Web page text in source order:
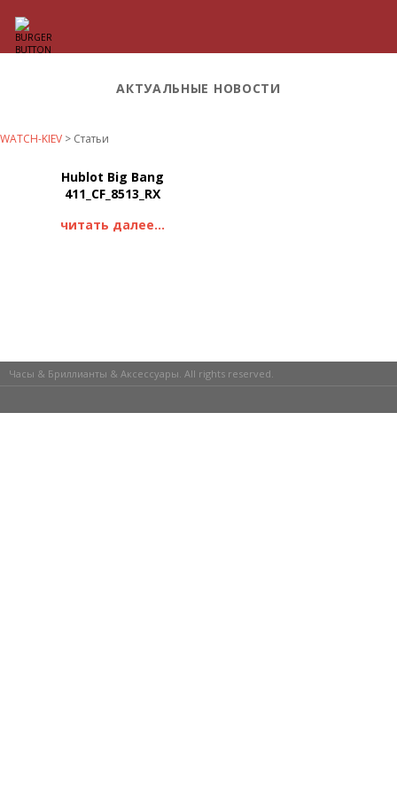
АКТУАЛЬНЫЕ НОВОСТИ
WATCH-KIEV > Статьи
Hublot Big Bang
411_CF_8513_RX
читать далее...
Часы & Бриллианты & Аксессуары. All rights reserved.